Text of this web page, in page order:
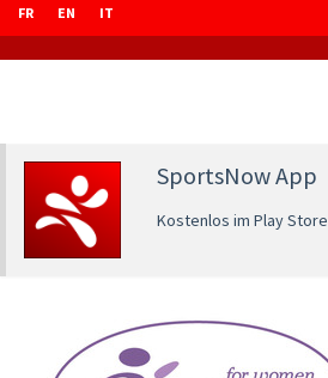
FR EN IT
SportsNow App
Kostenlos im Play Store